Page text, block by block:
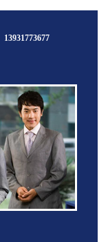
13931773677